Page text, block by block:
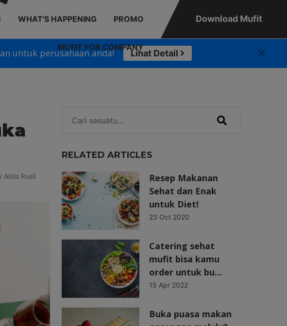
untuk perusahaan anda! Lihat Detail
WHAT'S HAPPENING PROMO
MUFIT FOR COMPANY
Download Mufit
Rusli
RELATED ARTICLES
Resep Makanan
Sehat dan Enak
untuk Diet!
23 Oct 2020
Catering sehat
mufit bisa kamu
order untuk bu…
15 Apr 2022
Buka puasa makan